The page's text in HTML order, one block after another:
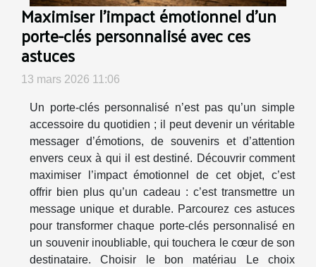
Maximiser l'impact émotionnel d'un
porte-clés personnalisé avec ces
astuces
13 mars 2026 11:06
Un porte-clés personnalisé n’est pas qu’un simple
accessoire du quotidien ; il peut devenir un véritable
messager d’émotions, de souvenirs et d’attention
envers ceux à qui il est destiné. Découvrir comment
maximiser l’impact émotionnel de cet objet, c’est
offrir bien plus qu’un cadeau : c’est transmettre un
message unique et durable. Parcourez ces astuces
pour transformer chaque porte-clés personnalisé en
un souvenir inoubliable, qui touchera le cœur de son
destinataire. Choisir le bon matériau Le choix